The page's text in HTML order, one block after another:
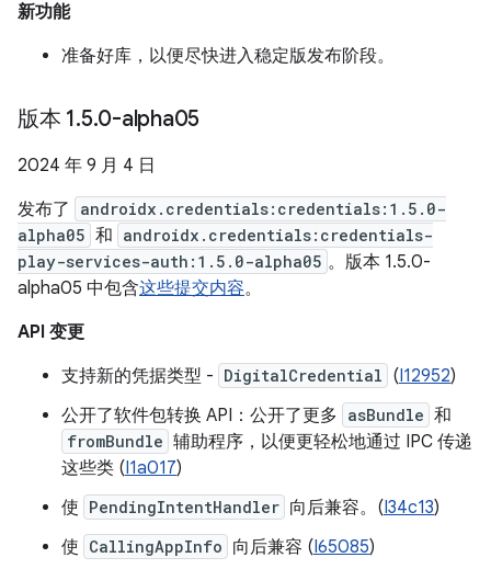
新功能
准备好库，以便尽快进入稳定版发布阶段。
版本 1.5.0-alpha05
2024 年 9 月 4 日
发布了
androidx.credentials:credentials:1.5.0-
alpha05 和 androidx.credentials:credentials-
play-services-auth:1.5.0-alpha05 。版本 1.5.0-
alpha05 中包含这些提交内容。
API 变更
支持新的凭据类型 - DigitalCredential (I12952)
公开了软件包转换 API：公开了更多 asBundle 和
fromBundle 辅助程序，以便更轻松地通过 IPC 传递
这些类 (I1a017)
使 PendingIntentHandler 向后兼容。(I34c13)
使 CallingAppInfo 向后兼容 (I65085)